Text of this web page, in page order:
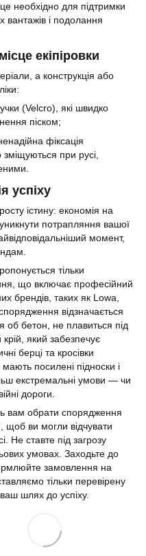
необхідно для підтримки
вантажів і подолання
екіпіровки
а конструкція або
(Velcro), які швидко
піском;
фіксація
зміщуються при русі,
успіху
істину: економія на
потрапляння вашої
момент,
тільки
що включає професійний
брендів, таких як Lowa,
відзначається
об бетон, не плавиться під
який забезпечує
берці та кросівки
посилені підноски і
екстремальні умови — чи
дороги.
вам обрати спорядження
щоб ви могли відчувати
Не ставте під загрозу
умовах. Заходьте до
замовлення на
тільки перевірену
ваш шлях до успіху.